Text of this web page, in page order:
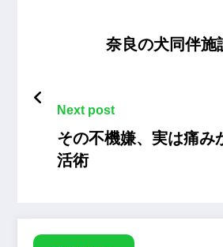
奈良の犬同伴施
Next post
その不機嫌、実は痛み
活術